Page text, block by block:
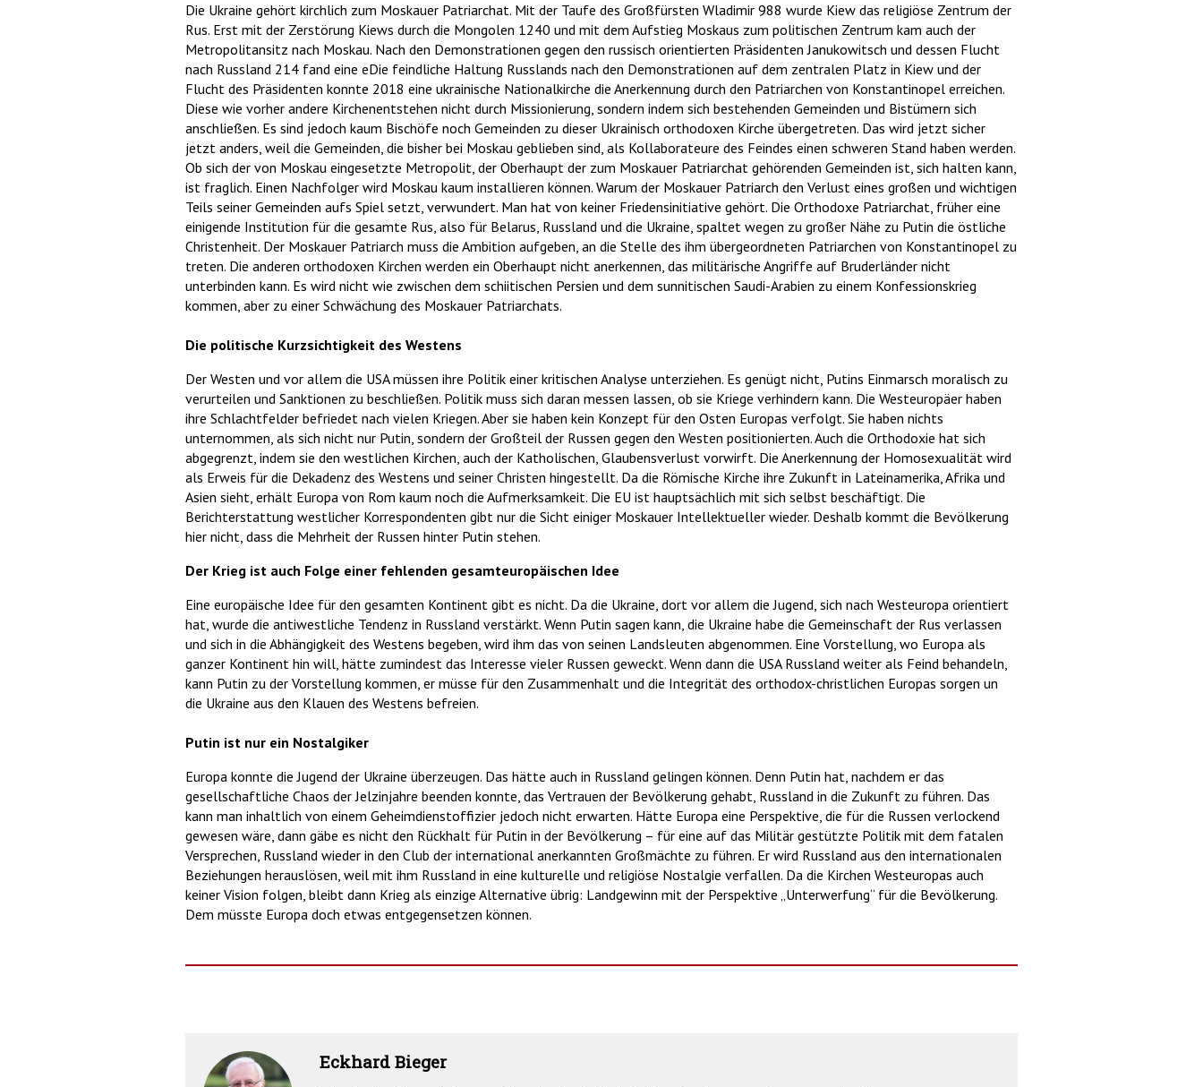
Die Ukraine gehört kirchlich zum Moskauer Patriarchat. Mit der Taufe des Großfürsten Wladimir 988 wurde Kiew das religiöse Zentrum der
Rus. Erst mit der Zerstörung Kiews durch die Mongolen 1240 und mit dem Aufstieg Moskaus zum politischen Zentrum kam auch der
Metropolitansitz nach Moskau. Nach den Demonstrationen gegen den russisch orientierten Präsidenten Janukowitsch und dessen Flucht
nach Russland 214 fand eine eDie feindliche Haltung Russlands nach den Demonstrationen auf dem zentralen Platz in Kiew und der
Flucht des Präsidenten konnte 2018 eine ukrainische Nationalkirche die Anerkennung durch den Patriarchen von Konstantinopel erreichen.
Diese wie vorher andere Kirchenentstehen nicht durch Missionierung, sondern indem sich bestehenden Gemeinden und Bistümern sich
anschließen. Es sind jedoch kaum Bischöfe noch Gemeinden zu dieser Ukrainisch orthodoxen Kirche übergetreten. Das wird jetzt sicher
jetzt anders, weil die Gemeinden, die bisher bei Moskau geblieben sind, als Kollaborateure des Feindes einen schweren Stand haben werden.
Ob sich der von Moskau eingesetzte Metropolit, der Oberhaupt der zum Moskauer Patriarchat gehörenden Gemeinden ist, sich halten kann,
ist fraglich. Einen Nachfolger wird Moskau kaum installieren können. Warum der Moskauer Patriarch den Verlust eines großen und wichtigen
Teils seiner Gemeinden aufs Spiel setzt, verwundert. Man hat von keiner Friedensinitiative gehört. Die Orthodoxe Patriarchat, früher eine
einigende Institution für die gesamte Rus, also für Belarus, Russland und die Ukraine, spaltet wegen zu großer Nähe zu Putin die östliche
Christenheit. Der Moskauer Patriarch muss die Ambition aufgeben, an die Stelle des ihm übergeordneten Patriarchen von Konstantinopel zu
treten. Die anderen orthodoxen Kirchen werden ein Oberhaupt nicht anerkennen, das militärische Angriffe auf Bruderländer nicht
unterbinden kann. Es wird nicht wie zwischen dem schiitischen Persien und dem sunnitischen Saudi-Arabien zu einem Konfessionskrieg
kommen, aber zu einer Schwächung des Moskauer Patriarchats.
Die politische Kurzsichtigkeit des Westens
Der Westen und vor allem die USA müssen ihre Politik einer kritischen Analyse unterziehen. Es genügt nicht, Putins Einmarsch moralisch zu
verurteilen und Sanktionen zu beschließen. Politik muss sich daran messen lassen, ob sie Kriege verhindern kann. Die Westeuropäer haben
ihre Schlachtfelder befriedet nach vielen Kriegen. Aber sie haben kein Konzept für den Osten Europas verfolgt. Sie haben nichts
unternommen, als sich nicht nur Putin, sondern der Großteil der Russen gegen den Westen positionierten. Auch die Orthodoxie hat sich
abgegrenzt, indem sie den westlichen Kirchen, auch der Katholischen, Glaubensverlust vorwirft. Die Anerkennung der Homosexualität wird
als Erweis für die Dekadenz des Westens und seiner Christen hingestellt. Da die Römische Kirche ihre Zukunft in Lateinamerika, Afrika und
Asien sieht, erhält Europa von Rom kaum noch die Aufmerksamkeit. Die EU ist hauptsächlich mit sich selbst beschäftigt. Die
Berichterstattung westlicher Korrespondenten gibt nur die Sicht einiger Moskauer Intellektueller wieder. Deshalb kommt die Bevölkerung
hier nicht, dass die Mehrheit der Russen hinter Putin stehen.
Der Krieg ist auch Folge einer fehlenden gesamteuropäischen Idee
Eine europäische Idee für den gesamten Kontinent gibt es nicht. Da die Ukraine, dort vor allem die Jugend, sich nach Westeuropa orientiert
hat, wurde die antiwestliche Tendenz in Russland verstärkt. Wenn Putin sagen kann, die Ukraine habe die Gemeinschaft der Rus verlassen
und sich in die Abhängigkeit des Westens begeben, wird ihm das von seinen Landsleuten abgenommen. Eine Vorstellung, wo Europa als
ganzer Kontinent hin will, hätte zumindest das Interesse vieler Russen geweckt. Wenn dann die USA Russland weiter als Feind behandeln,
kann Putin zu der Vorstellung kommen, er müsse für den Zusammenhalt und die Integrität des orthodox-christlichen Europas sorgen un
die Ukraine aus den Klauen des Westens befreien.
Putin ist nur ein Nostalgiker
Europa konnte die Jugend der Ukraine überzeugen. Das hätte auch in Russland gelingen können. Denn Putin hat, nachdem er das
gesellschaftliche Chaos der Jelzinjahre beenden konnte, das Vertrauen der Bevölkerung gehabt, Russland in die Zukunft zu führen. Das
kann man inhaltlich von einem Geheimdienstoffizier jedoch nicht erwarten. Hätte Europa eine Perspektive, die für die Russen verlockend
gewesen wäre, dann gäbe es nicht den Rückhalt für Putin in der Bevölkerung – für eine auf das Militär gestützte Politik mit dem fatalen
Versprechen, Russland wieder in den Club der international anerkannten Großmächte zu führen. Er wird Russland aus den internationalen
Beziehungen herauslösen, weil mit ihm Russland in eine kulturelle und religiöse Nostalgie verfallen. Da die Kirchen Westeuropas auch
keiner Vision folgen, bleibt dann Krieg als einzige Alternative übrig: Landgewinn mit der Perspektive „Unterwerfung“ für die Bevölkerung.
Dem müsste Europa doch etwas entgegensetzen können.
Eckhard Bieger